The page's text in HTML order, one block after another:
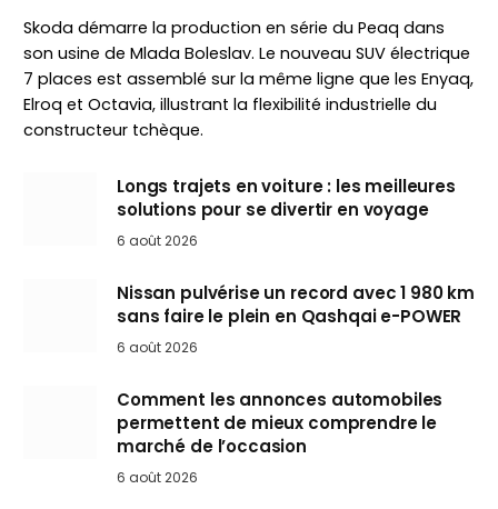
Skoda démarre la production en série du Peaq dans
son usine de Mlada Boleslav. Le nouveau SUV électrique
7 places est assemblé sur la même ligne que les Enyaq,
Elroq et Octavia, illustrant la flexibilité industrielle du
constructeur tchèque.
Longs trajets en voiture : les meilleures
solutions pour se divertir en voyage
6 août 2026
Nissan pulvérise un record avec 1 980 km
sans faire le plein en Qashqai e-POWER
6 août 2026
Comment les annonces automobiles
permettent de mieux comprendre le
marché de l’occasion
6 août 2026